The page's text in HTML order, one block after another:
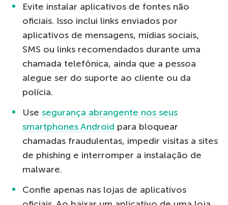
Evite instalar aplicativos de fontes não
oficiais. Isso inclui links enviados por
aplicativos de mensagens, mídias sociais,
SMS ou links recomendados durante uma
chamada telefônica, ainda que a pessoa
alegue ser do suporte ao cliente ou da
polícia.
Use segurança abrangente nos seus
smartphones Android para bloquear
chamadas fraudulentas, impedir visitas a sites
de phishing e interromper a instalação de
malware.
Confie apenas nas lojas de aplicativos